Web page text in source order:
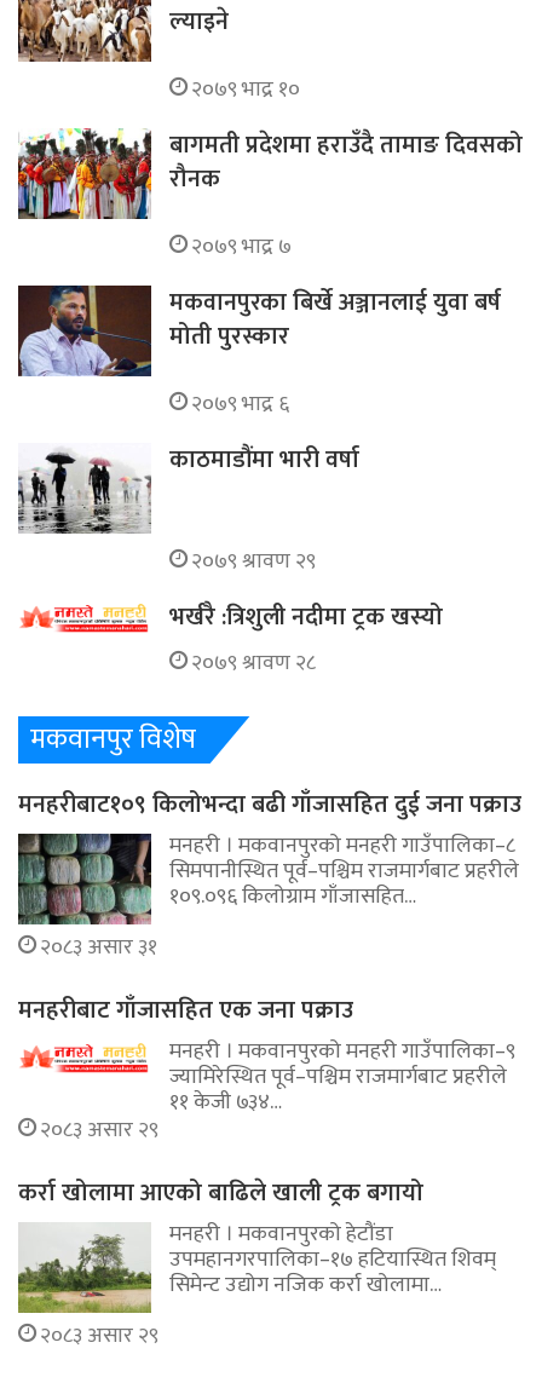
ल्याइने
२०७९ भाद्र १०
बागमती प्रदेशमा हराउँदै तामाङ दिवसको
रौनक
२०७९ भाद्र ७
मकवानपुरका बिर्खे अञ्जानलाई युवा बर्ष
मोती पुरस्कार
२०७९ भाद्र ६
काठमाडौंमा भारी वर्षा
२०७९ श्रावण २९
भर्खरै :त्रिशुली नदीमा ट्रक खस्यो
२०७९ श्रावण २८
मकवानपुर विशेष
मनहरीबाट१०९ किलोभन्दा बढी गाँजासहित दुई जना पक्राउ
मनहरी । मकवानपुरको मनहरी गाउँपालिका–८
सिमपानीस्थित पूर्व–पश्चिम राजमार्गबाट प्रहरीले
१०९.०९६ किलोग्राम गाँजासहित…
२०८३ असार ३१
मनहरीबाट गाँजासहित एक जना पक्राउ
मनहरी । मकवानपुरको मनहरी गाउँपालिका–९
ज्यामिरेस्थित पूर्व–पश्चिम राजमार्गबाट प्रहरीले
११ केजी ७३४…
२०८३ असार २९
कर्रा खोलामा आएको बाढिले खाली ट्रक बगायो
मनहरी । मकवानपुरको हेटौंडा
उपमहानगरपालिका–१७ हटियास्थित शिवम्
सिमेन्ट उद्योग नजिक कर्रा खोलामा…
२०८३ असार २९